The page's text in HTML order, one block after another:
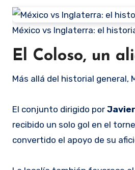
México vs Inglaterra: el
El Coloso, un
Más allá del historial general,
El conjunto dirigido por
recibido un solo gol en el
convertido el apoyo de su